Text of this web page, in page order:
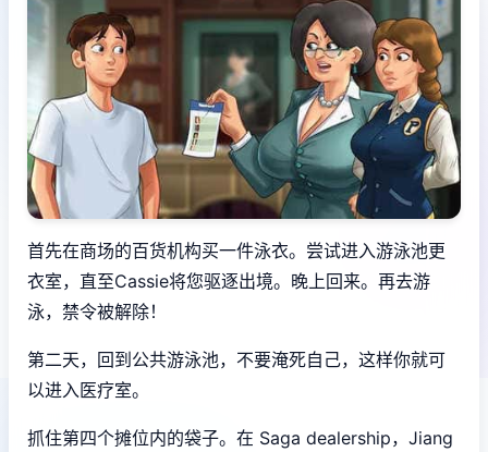
首先在商场的百货机构买一件泳衣。尝试进入游泳池更
衣室，直至Cassie将您驱逐出境。晚上回来。再去游
泳，禁令被解除！
第二天，回到公共游泳池，不要淹死自己，这样你就可
以进入医疗室。
抓住第四个摊位内的袋子。在 Saga dealership，Jiang